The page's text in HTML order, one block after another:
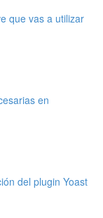
que vas a utilizar
en
del plugin Yoast